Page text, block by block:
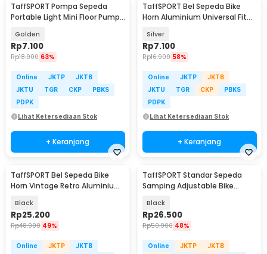
TaffSPORT Pompa Sepeda
Portable Light Mini Floor Pump
Golden
Rp7.100
Rp18.900 63%
Online JKTP
JKTB
JKTU
TGR CKP
PBKS
PDPK
Lihat Ketersediaan Stok
+ Keranjang
TaffSPORT Bel Sepeda Bike
Horn Aluminium Universal Fit
Silver
Rp7.100
Rp16.900 58%
Online JKTP
JKTB
JKTU
TGR CKP
PBKS
PDPK
Lihat Ketersediaan Stok
+ Keranjang
TaffSPORT Bel Sepeda Bike
Horn Vintage Retro Aluminium
Black
Rp25.200
Rp48.900 49%
Online JKTP
JKTB
TaffSPORT Standar Sepeda
Samping Adjustable Bike
Black
Rp26.500
Rp50.900 48%
Online JKTP
JKTB